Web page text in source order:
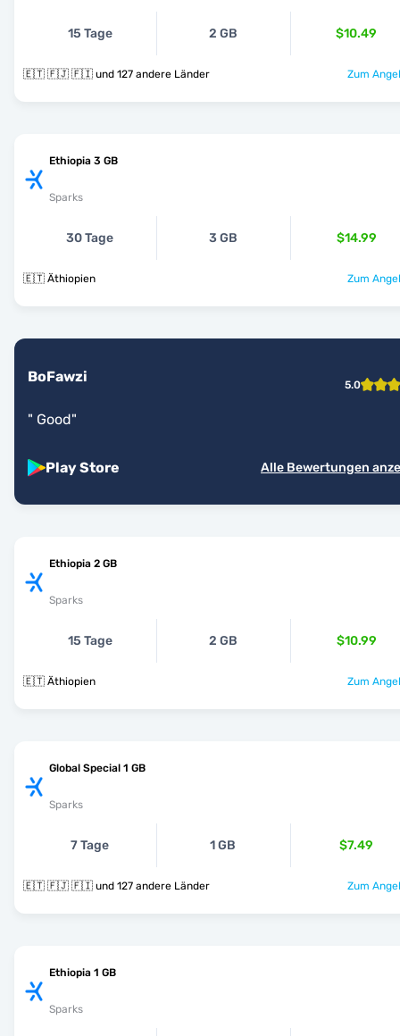
15 Tage 2 GB $10.49
🇪🇹 🇫🇯 🇫🇮 und 127 andere Länder Zum
Ethiopia 3 GB
Sparks
30 Tage 3 GB $14.99
🇪🇹 Äthiopien Zum
BoFawzi 5.0
" Good"
Play Store Alle Bewertungen
Ethiopia 2 GB
Sparks
15 Tage 2 GB $10.99
🇪🇹 Äthiopien Zum
Global Special 1 GB
Sparks
7 Tage 1 GB $7.49
🇪🇹 🇫🇯 🇫🇮 und 127 andere Länder Zum
Ethiopia 1 GB
Sparks